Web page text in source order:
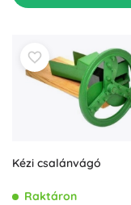
Kézi csalánvágó
Raktáron